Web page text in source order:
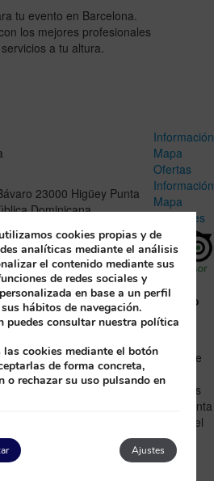
tu evento en Barcelona.
los mejores profesionales
a tu altura.
23000 Higüey Punta
Dominicana
Princess
15.516 Opiniones
Caribe en nuestro exclusivo
para disfrutar en familia.
gratuita
Información
Mapa
Ofertas
Información
Mapa
Opiniones
Hotel
perfecto
para
A más de
personas
les encanta
este hotel
sin penalizaciones en las
cookies propias y de
analíticas mediante el análisis
el contenido mediante sus
de redes sociales y
en base a un perfil
hábitos de navegación.
puedes consultar nuestra política
las cookies mediante el botón
de forma concreta,
o rechazar su uso pulsando en
Ajustes